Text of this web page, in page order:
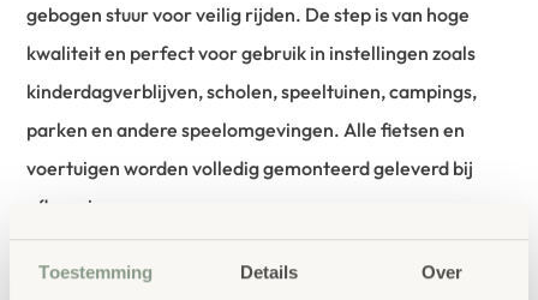
Toestemming Details Over
gebogen stuur voor veilig rijden. De step is van hoge
kwaliteit en perfect voor gebruik in instellingen zoals
kinderdagverblijven, scholen, speeltuinen, campings,
parken en andere speelomgevingen. Alle fietsen en
voertuigen worden volledig gemonteerd geleverd bij
aflevering.
Vertrouwd bestellen bij School